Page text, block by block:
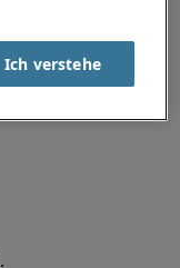
Ich verstehe